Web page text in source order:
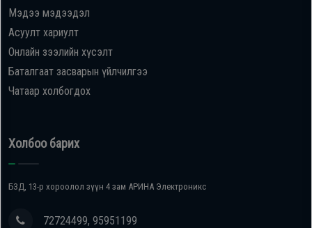
Мэдээ мэдээдэл
Асуулт хариулт
Онлайн зээлийн хүсэлт
Баталгаат засварын үйлчилгээ
Чатаар холбогдох
Холбоо барих
БЗД, 13-р хороолол зүүн 4 зам АРИНА Электроникс
72724499, 95951199